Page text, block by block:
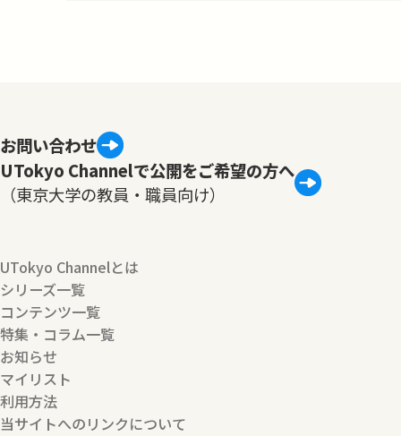
お問い合わせ
UTokyo Channelで公開をご希望の方へ
（東京大学の教員・職員向け）
UTokyo Channelとは
シリーズ一覧
コンテンツ一覧
特集・コラム一覧
お知らせ
マイリスト
利用方法
当サイトへのリンクについて